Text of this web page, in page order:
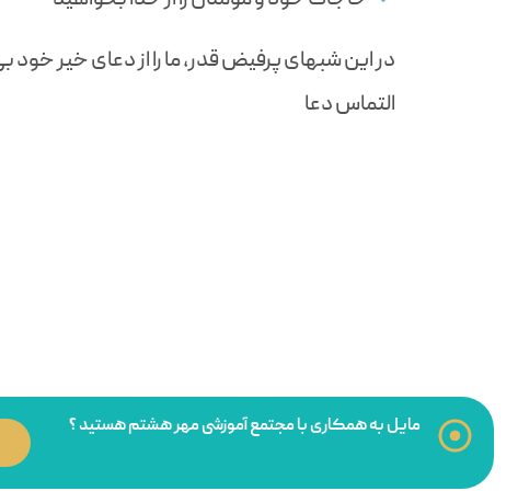
در این شبهای پرفیض قدر، ما را از دعای خیر خود
التماس دعا
مایل به همکاری با مجتمع آموزشی مهر هشتم هستید ؟